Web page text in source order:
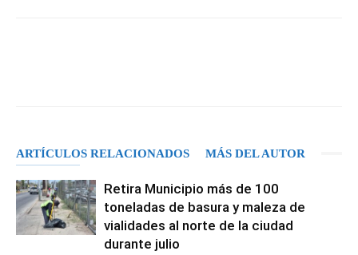
ARTÍCULOS RELACIONADOS MÁS DEL AUTOR
Retira Municipio más de 100
toneladas de basura y maleza de
vialidades al norte de la ciudad
durante julio